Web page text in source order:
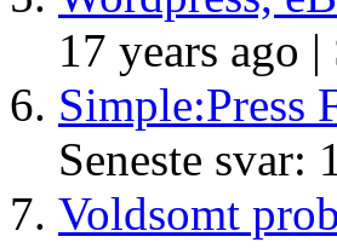
17 years ago |
Simple:Press
Seneste svar:
Voldsomt